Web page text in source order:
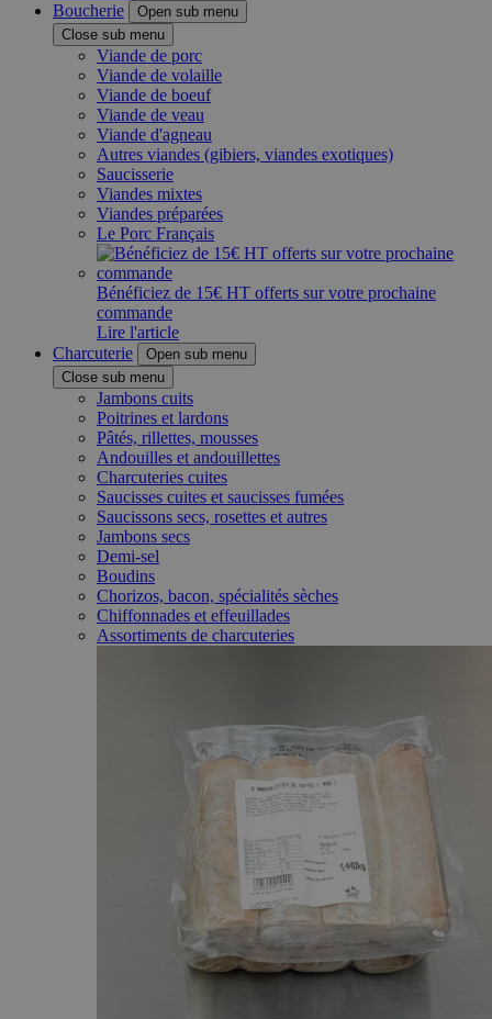
Boucherie
Open sub menu
Close sub menu
Viande de porc
Viande de volaille
Viande de boeuf
Viande de veau
Viande d'agneau
Autres viandes (gibiers, viandes exotiques)
Saucisserie
Viandes mixtes
Viandes préparées
Le Porc Français
Bénéficiez de 15€ HT offerts sur votre prochaine
commande
Lire l'article
Charcuterie
Open sub menu
Close sub menu
Jambons cuits
Poitrines et lardons
Pâtés, rillettes, mousses
Andouilles et andouillettes
Charcuteries cuites
Saucisses cuites et saucisses fumées
Saucissons secs, rosettes et autres
Jambons secs
Demi-sel
Boudins
Chorizos, bacon, spécialités sèches
Chiffonnades et effeuillades
Assortiments de charcuteries